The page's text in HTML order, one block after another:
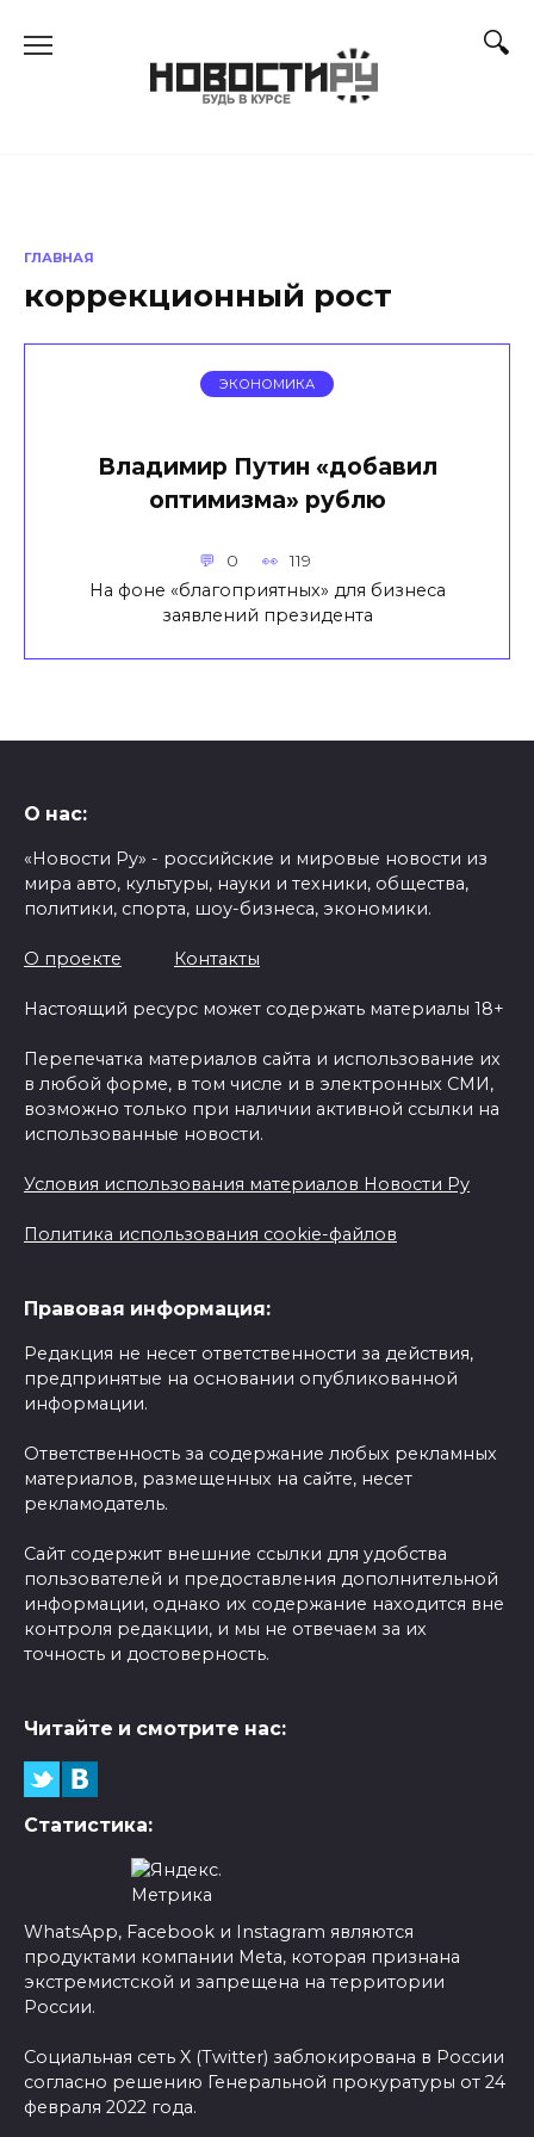
ГЛАВНАЯ
коррекционный рост
ЭКОНОМИКА
Владимир Путин «добавил
оптимизма» рублю
0 119
На фоне «благоприятных» для бизнеса
заявлений президента
О нас:
«Новости Ру» - российские и мировые новости из
мира авто, культуры, науки и техники, общества,
политики, спорта, шоу-бизнеса, экономики.
О проекте Контакты
Настоящий ресурс может содержать материалы 18+
Перепечатка материалов сайта и использование их
в любой форме, в том числе и в электронных СМИ,
возможно только при наличии активной ссылки на
использованные новости.
Условия использования материалов Новости Ру
Политика использования cookie-файлов
Правовая информация:
Редакция не несет ответственности за действия,
предпринятые на основании опубликованной
информации.
Ответственность за содержание любых рекламных
материалов, размещенных на сайте, несет
рекламодатель.
Сайт содержит внешние ссылки для удобства
пользователей и предоставления дополнительной
информации, однако их содержание находится вне
контроля редакции, и мы не отвечаем за их
точность и достоверность.
Читайте и смотрите нас:
Статистика:
WhatsApp, Facebook и Instagram являются
продуктами компании Meta, которая признана
экстремистской и запрещена на территории
России.
Социальная сеть X (Twitter) заблокирована в России
согласно решению Генеральной прокуратуры от 24
февраля 2022 года.